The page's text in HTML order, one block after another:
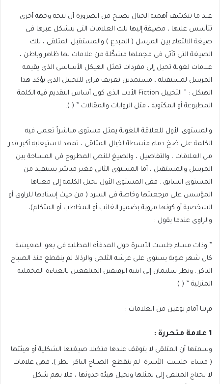
عند ما تتكشف أهمية الخيال يصبح من الضرورة أن نتجه وجهة أخرى
تتأسس عليها ، مضيفة إليها تلك العلامات التى يتشكل عبرها فى
صيغة الالتقاء بين المرسل ( المبدع ) والمستقبل المتلقى ، تلك
الصيغة التى تأتى فى مجملها مشكّلة من علامات لها ظاهر وباطن ،
علامات لغوية تحيل إلى مفردات تمثل الهيكل الأساسى الذى يقيمه
المرسل لمستقبله ، مستمدين تعريف فراى للتخييل الذى يؤكد هذا
الهيكل : ” التخييل Fiction الأدب الذى كون أساس التقديم فيه الكلمة
المطبوعة أو المكتوبة ، مثل الروايات والمقالات ” ( ).
والمستوى الأول للعلاقة اللغوية يمثل مستوى مباشراً تعمل فيه
الكلمة على ضخ دماء منشطة لخيال المتلقى ، تمهد لاستيعابه أكبر قدر
من العلاقات ، والتفاصيل ، والصيغ للنص المطروح فى المساحة بين
المرسل والمستقبل ، أما المستوى الثانى فغير مباشر يستفيد من
المستوى السابق . ففى المستوى الأول تحيل الكلمة إلى معناها
المؤسس على مرجعيتها وخاصة فى السرد ( من حيث إسنادها للراوى أو
الشخصية أو كونها مروية بضمير الغائب أو المخاطب أو المتكلم)،
والراوى عندما يقول :
” وذات مساء جلست الأسرة حول المدفأة المطلية فى بهو المعيشة .
كان شهر طوبة يستوى على عرشه الثلجى والرذاذ لم ينقطع منذ الصباح
الباكر . ونظر سليمان إلى ابنيه الرقيقين المتلفعين بالعباءة المخملية
المنزلية ” ( )
فإننا أمام نوعين من العلامات :
1 علامة متحررة :
وسمتها أن المتلقى لا يتوقف عندها متخيلا صيغتها الشكلية أو هيئتها
( مساء جلست الأسرة لم ينقطع الصباح الباكر نظر )، فهى علامات
لا يحتاج المتلقى إلى تمثلها وتخيل هيئة حدوثها ، فلا يهم شكل